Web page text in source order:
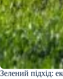
Зелений підхід: